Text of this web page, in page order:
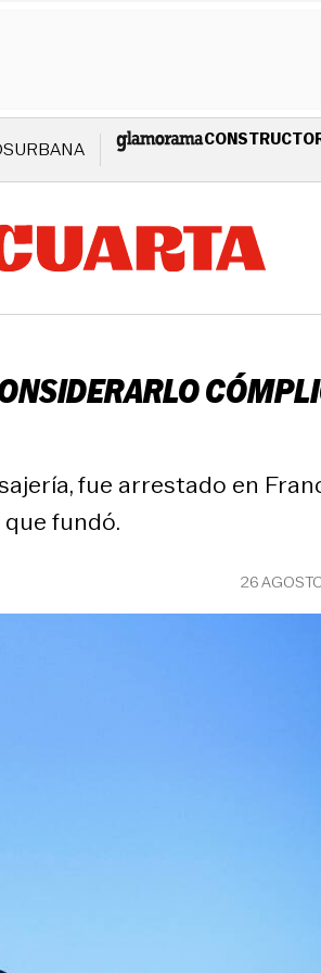
URBANA
fue arrestado en
fundó.
26